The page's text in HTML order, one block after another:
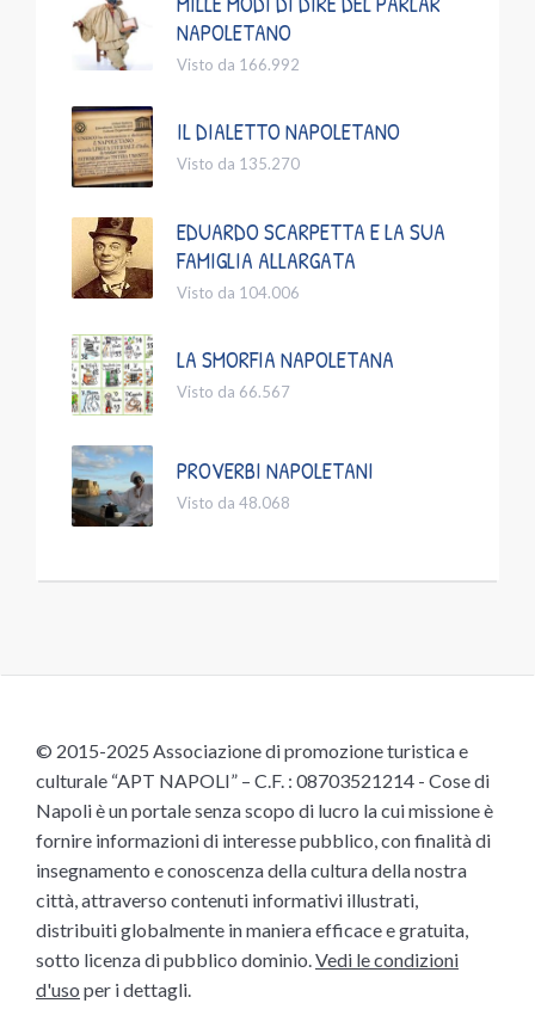
NAPOLETANO
Visto da 166.992
IL DIALETTO NAPOLETANO
Visto da 135.270
EDUARDO SCARPETTA E LA SUA
FAMIGLIA ALLARGATA
Visto da 104.006
LA SMORFIA NAPOLETANA
Visto da 66.567
PROVERBI NAPOLETANI
Visto da 48.068
© 2015-2025 Associazione di promozione turistica e
culturale “APT NAPOLI” – C.F. : 08703521214 - Cose di
Napoli è un portale senza scopo di lucro la cui missione è
fornire informazioni di interesse pubblico, con finalità di
insegnamento e conoscenza della cultura della nostra
città, attraverso contenuti informativi illustrati,
distribuiti globalmente in maniera efficace e gratuita,
sotto licenza di pubblico dominio.Vedi le condizioni
d'uso per i dettagli.